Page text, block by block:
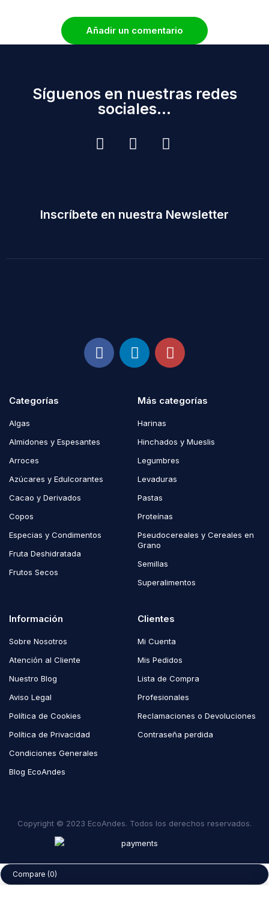
Añadir un comentario
Síguenos en nuestras redes
sociales...
Inscríbete en nuestra Newsletter
Categorías
Algas
Almidones y Espesantes
Arroces
Azúcares y Edulcorantes
Cacao y Derivados
Copos
Especias y Condimentos
Fruta Deshidratada
Frutos Secos
Más categorías
Harinas
Hinchados y Mueslis
Legumbres
Levaduras
Pastas
Proteínas
Pseudocereales y Cereales en
Grano
Semillas
Superalimentos
Información
Sobre Nosotros
Atención al Cliente
Nuestro Blog
Aviso Legal
Política de Cookies
Política de Privacidad
Condiciones Generales
Blog EcoAndes
Clientes
Mi Cuenta
Mis Pedidos
Lista de Compra
Profesionales
Reclamaciones o Devoluciones
Contraseña perdida
Copyright © 2023 EcoAndes. Todos los derechos reservados.
Compare (0)